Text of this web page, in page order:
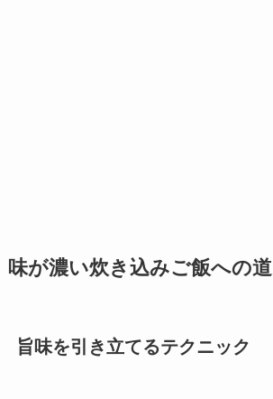
味が濃い炊き込みご飯への道
旨味を引き立てるテクニック